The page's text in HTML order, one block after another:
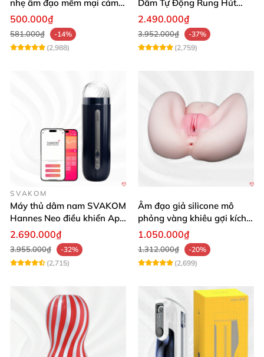
nhẹ âm đạo mềm mại cảm
giác thật
500.000₫
581.000₫
-14%
(2,988)
Dâm Tự Động Rung Hút
App Điều Khiển Xa
2.490.000₫
3.952.000₫
-37%
(2,759)
SVAKOM
Máy thủ dâm nam SVAKOM
Hannes Neo điều khiển App
tương tác
2.690.000₫
3.955.000₫
-32%
(2,715)
Âm đạo giả silicone mô
phỏng vàng khiêu gợi kích
thích mua
1.050.000₫
1.312.000₫
-20%
(2,699)